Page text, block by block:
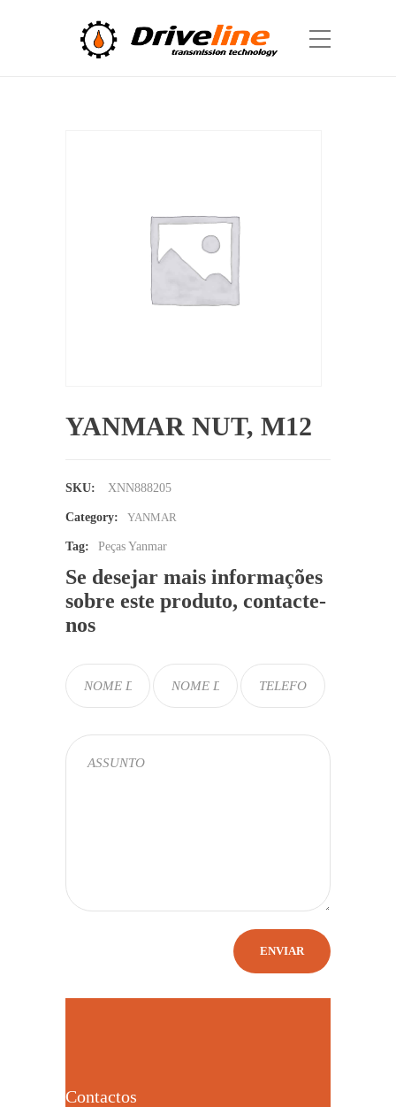
YANMAR NUT, M12
SKU: XNN888205
Category: YANMAR
Tag: Peças Yanmar
Se desejar mais informações
sobre este produto, contacte-
nos
Contactos